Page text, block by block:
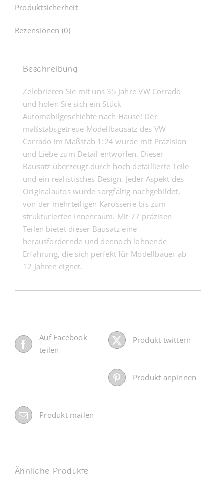
Produktsicherheit
Rezensionen (0)
Beschreibung
Zelebrieren Sie mit uns 35 Jahre VW Corrado
und holen Sie sich ein Stück
Automobilgeschichte nach Hause! Der
maßstabsgetreue Modellbausatz des VW
Corrado im Maßstab 1:24 wurde mit Präzision
und Liebe zum Detail entworfen. Dieser
Bausatz überzeugt durch hoch detaillierte Teile
und ein realistisches Design. Jeder Aspekt des
Originalautos wurde sorgfältig nachgebildet,
von der mehrteiligen Karosserie bis zum
strukturierten Innenraum. Mit 77 präzisen
Teilen bietet dieser Bausatz eine
herausfordernde und dennoch lohnende
Erfahrung, die sich perfekt für Modellbauer ab
12 Jahren eignet.
Auf Facebook
teilen
Produkt twittern
Produkt anpinnen
Produkt mailen
Ähnliche Produkte